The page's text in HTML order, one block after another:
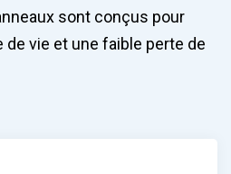
sont conçus pour
vie et une faible perte de